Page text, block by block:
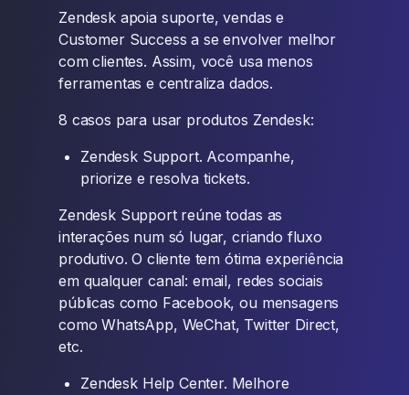
Zendesk apoia suporte, vendas e
Customer Success a se envolver melhor
com clientes. Assim, você usa menos
ferramentas e centraliza dados.
8 casos para usar produtos Zendesk:
Zendesk Support. Acompanhe,
priorize e resolva tickets.
Zendesk Support reúne todas as
interações num só lugar, criando fluxo
produtivo. O cliente tem ótima experiência
em qualquer canal: email, redes sociais
públicas como Facebook, ou mensagens
como WhatsApp, WeChat, Twitter Direct,
etc.
Zendesk Help Center. Melhore